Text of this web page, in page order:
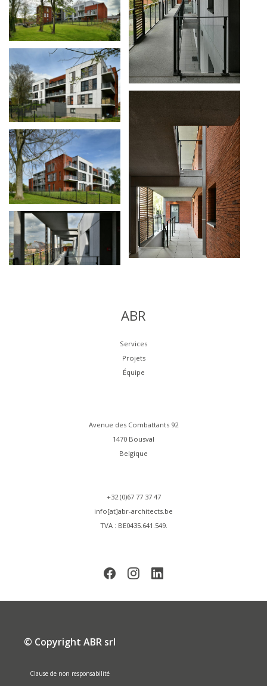
ABR
Services
Projets
Équipe
Avenue des Combattants 92
1470 Bousval
Belgique
+32 (0)67 77 37 47
info[at]abr-architects.be
TVA : BE0435.641.549.
© Copyright ABR srl
Clause de non responsabilité